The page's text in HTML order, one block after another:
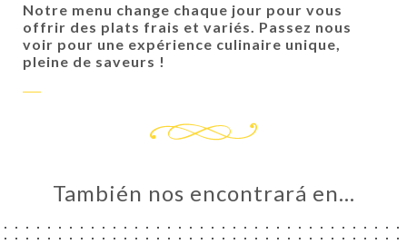
Notre menu change chaque jour pour vous
offrir des plats frais et variés. Passez nous
voir pour une expérience culinaire unique,
pleine de saveurs !
También nos encontrará en…